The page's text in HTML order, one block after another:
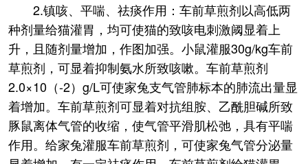
2.镇咳、平喘、祛痰作用：车前草煎剂以高低两
种剂量给猫灌胃，均可使猫的致咳电刺激阈显着上
升，且随剂量增加，作图加强。小鼠灌服30g/kg车前
草煎剂，可显着抑制氨水所致咳嗽。车前草煎剂
2.0×10（-2）g/L可使家兔支气管肺标本的肺流出量显
着增加。车前草煎剂可显着对抗组胺、乙酰胆碱所致
豚鼠离体气管的收缩，使气管平滑肌松弛，具有平喘
作用。给家兔灌服车前草煎剂，可使家兔气管分泌量